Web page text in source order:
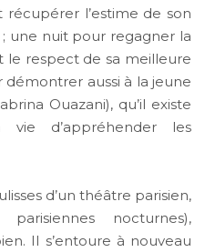
l’estime de son
une nuit pour regagner la
le respect de sa meilleure
démontrer aussi à la jeune
Ouazani), qu’il existe
vie d’appréhender les
d’un théâtre parisien,
nocturnes),
Il s’entoure à nouveau